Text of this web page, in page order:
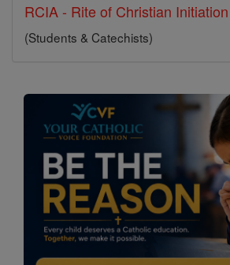
RCIA - Rite of Christian
(Students & Catechists)